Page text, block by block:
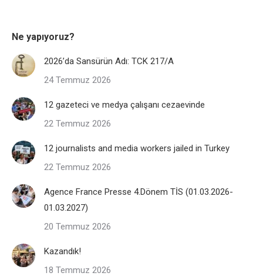
Ne yapıyoruz?
2026’da Sansürün Adı: TCK 217/A
24 Temmuz 2026
12 gazeteci ve medya çalışanı cezaevinde
22 Temmuz 2026
12 journalists and media workers jailed in Turkey
22 Temmuz 2026
Agence France Presse 4.Dönem TİS (01.03.2026-
01.03.2027)
20 Temmuz 2026
Kazandık!
18 Temmuz 2026